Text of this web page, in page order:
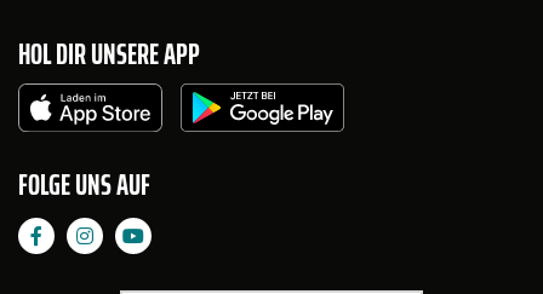
HOL DIR UNSERE APP
FOLGE UNS AUF